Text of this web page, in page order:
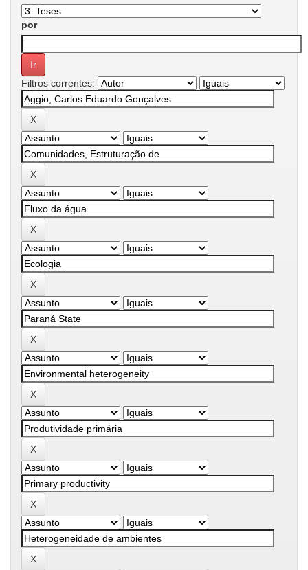
por
Filtros correntes: